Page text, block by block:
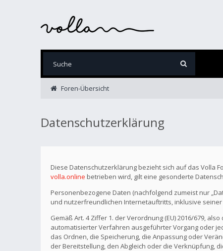
Foren-Übersicht
Datenschutzerklärung
Diese Datenschutzerklärung bezieht sich auf das Volla
volla.online betrieben wird, gilt eine gesonderte
Personenbezogene Daten (nachfolgend zumeist nur
und nutzerfreundlichen Internetauftritts, inklusive
Gemäß Art. 4 Ziffer 1. der Verordnung (EU) 2016/679,
automatisierter Verfahren ausgeführter Vorgang oder
das Ordnen, die Speicherung, die Anpassung oder
der Bereitstellung, den Abgleich oder die Verknüpfung,